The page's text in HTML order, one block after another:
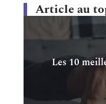
Article au
Les 10